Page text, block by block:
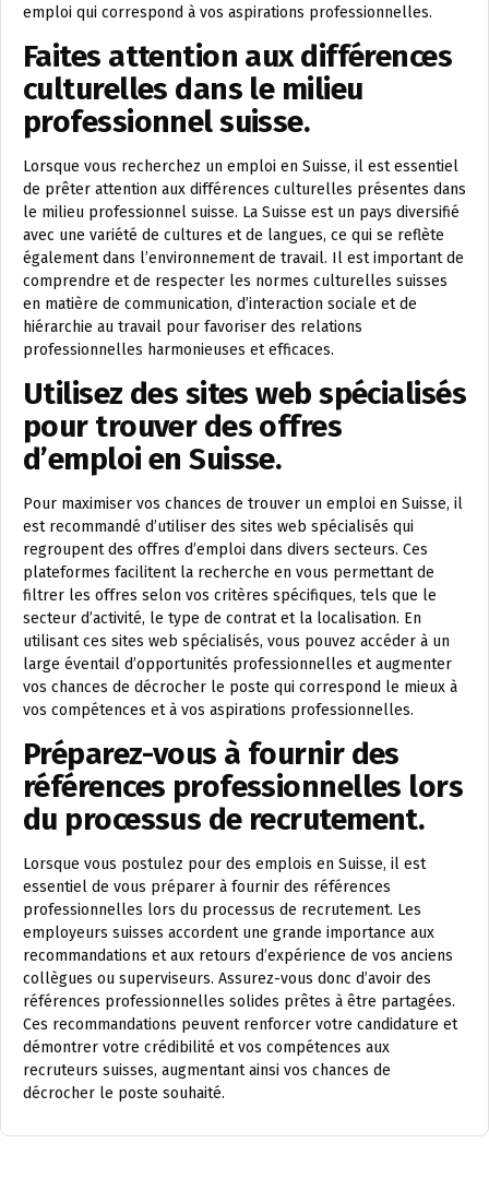
emploi qui correspond à vos aspirations professionnelles.
Faites attention aux différences
culturelles dans le milieu
professionnel suisse.
Lorsque vous recherchez un emploi en Suisse, il est essentiel
de prêter attention aux différences culturelles présentes dans
le milieu professionnel suisse. La Suisse est un pays diversifié
avec une variété de cultures et de langues, ce qui se reflète
également dans l’environnement de travail. Il est important de
comprendre et de respecter les normes culturelles suisses
en matière de communication, d’interaction sociale et de
hiérarchie au travail pour favoriser des relations
professionnelles harmonieuses et efficaces.
Utilisez des sites web spécialisés
pour trouver des offres
d’emploi en Suisse.
Pour maximiser vos chances de trouver un emploi en Suisse, il
est recommandé d’utiliser des sites web spécialisés qui
regroupent des offres d’emploi dans divers secteurs. Ces
plateformes facilitent la recherche en vous permettant de
filtrer les offres selon vos critères spécifiques, tels que le
secteur d’activité, le type de contrat et la localisation. En
utilisant ces sites web spécialisés, vous pouvez accéder à un
large éventail d’opportunités professionnelles et augmenter
vos chances de décrocher le poste qui correspond le mieux à
vos compétences et à vos aspirations professionnelles.
Préparez-vous à fournir des
références professionnelles lors
du processus de recrutement.
Lorsque vous postulez pour des emplois en Suisse, il est
essentiel de vous préparer à fournir des références
professionnelles lors du processus de recrutement. Les
employeurs suisses accordent une grande importance aux
recommandations et aux retours d’expérience de vos anciens
collègues ou superviseurs. Assurez-vous donc d’avoir des
références professionnelles solides prêtes à être partagées.
Ces recommandations peuvent renforcer votre candidature et
démontrer votre crédibilité et vos compétences aux
recruteurs suisses, augmentant ainsi vos chances de
décrocher le poste souhaité.